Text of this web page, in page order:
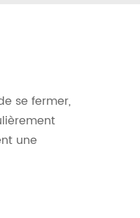
se fermer,
une